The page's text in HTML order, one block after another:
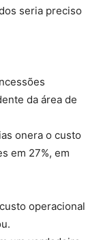
seria preciso
da área de
onera o custo
em 27%, em
operacional